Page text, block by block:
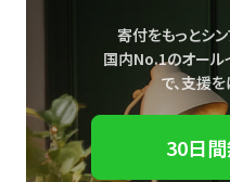
寄付をもっとシン
国内No.1のオール
で、支援を
30日